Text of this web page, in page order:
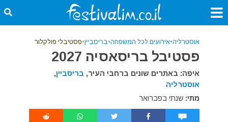
אוסטרליה•אירועים לכל המשפחה•בריסביין•פסטיבלי פולקלור
פסטיבל בריסאסיה 2027
איפה: באתרים שונים ברחבי העיר, בריסביין,
אוסטרליה
מתי:שנתי בפברואר